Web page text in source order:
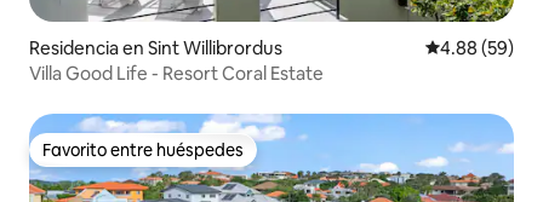
Residencia en Sint Willibrordus Calificación
4.88 (59)
Villa Good Life - Resort Coral Estate
Favorito entre huéspedes
Favorito entre huéspedes